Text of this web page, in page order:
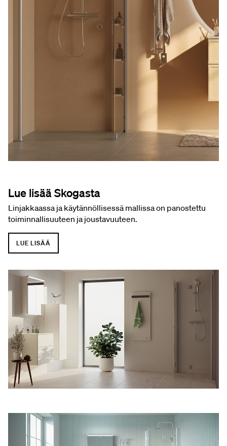
Lue lisää Skogasta
Linjakkaassa ja käytännöllisessä mallissa on panostettu
toiminnallisuuteen ja joustavuuteen.
LUE LISÄÄ